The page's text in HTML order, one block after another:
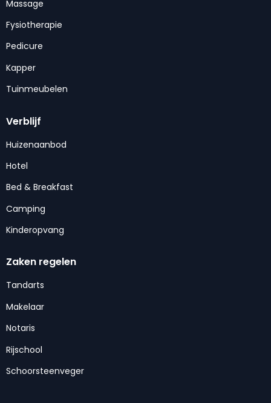
Massage
Fysiotherapie
Pedicure
Kapper
Tuinmeubelen
Verblijf
Huizenaanbod
Hotel
Bed & Breakfast
Camping
Kinderopvang
Zaken regelen
Tandarts
Makelaar
Notaris
Rijschool
Schoorsteenveger